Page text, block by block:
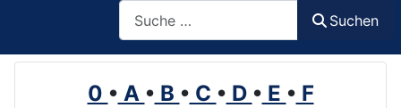
Suchen
0 • A • B • C • D • E • F